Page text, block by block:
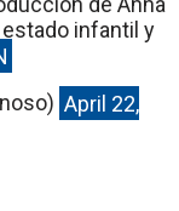
estado infantil y
April 22,